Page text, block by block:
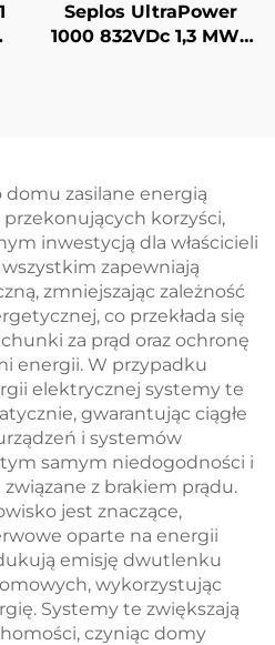
Seplos UltraPower
1000 832VDc 1,3 MWh
cieczowym Mikrosieci
BESS
zasilane energią
przekonujących korzyści,
inwestycją dla właścicieli
zapewniają
zmniejszając zależność
co przekłada się
za prąd oraz ochronę
energii. W przypadku
elektrycznej systemy te
gwarantując ciągłe
i systemów
samym niedogodności i
z brakiem prądu.
jest znaczące,
oparte na energii
emisję dwutlenku
wykorzystując
Systemy te zwiększają
czyniąc domy